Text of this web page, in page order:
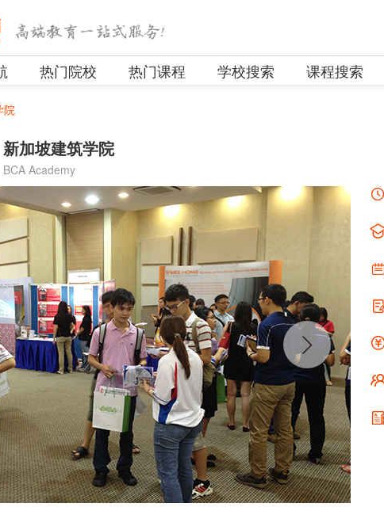
热门院校 热门课程 学校搜索 课程搜索
院
新加坡建筑学院
BCA Academy